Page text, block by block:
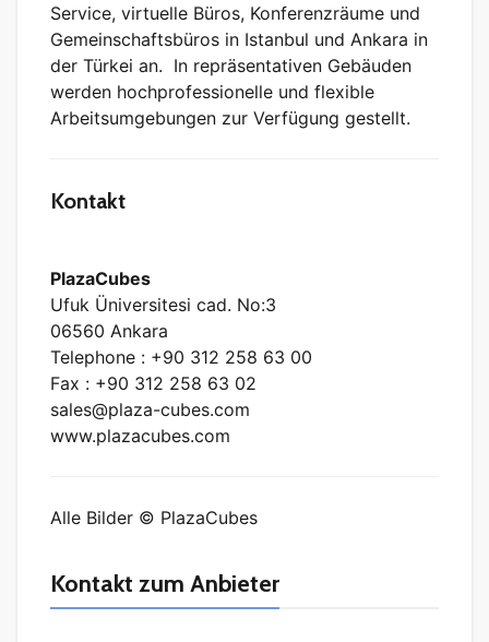
Service, virtuelle Büros, Konferenzräume und
Gemeinschaftsbüros in Istanbul und Ankara in
der Türkei an. In repräsentativen Gebäuden
werden hochprofessionelle und flexible
Arbeitsumgebungen zur Verfügung gestellt.
Kontakt
PlazaCubes
Ufuk Üniversitesi cad. No:3
06560 Ankara
Telephone : +90 312 258 63 00
Fax : +90 312 258 63 02
sales@plaza-cubes.com
www.plazacubes.com
Alle Bilder © PlazaCubes
Kontakt zum Anbieter